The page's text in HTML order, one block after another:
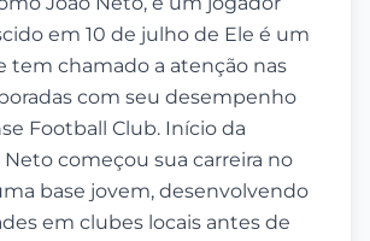
em 10 de julho de Ele é um
tem chamado a atenção nas
com seu desempenho
Football Club. Início da
Neto começou sua carreira no
base jovem, desenvolvendo
em clubes locais antes de